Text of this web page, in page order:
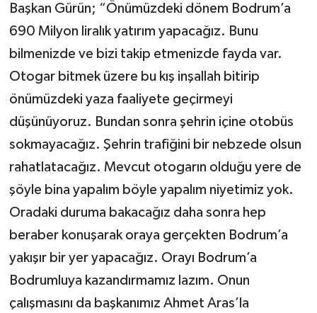
Başkan Gürün; “Önümüzdeki dönem Bodrum’a
690 Milyon liralık yatırım yapacağız. Bunu
bilmenizde ve bizi takip etmenizde fayda var.
Otogar bitmek üzere bu kış inşallah bitirip
önümüzdeki yaza faaliyete geçirmeyi
düşünüyoruz. Bundan sonra şehrin içine otobüs
sokmayacağız. Şehrin trafiğini bir nebzede olsun
rahatlatacağız. Mevcut otogarın olduğu yere de
şöyle bina yapalım böyle yapalım niyetimiz yok.
Oradaki duruma bakacağız daha sonra hep
beraber konuşarak oraya gerçekten Bodrum’a
yakışır bir yer yapacağız. Orayı Bodrum’a
Bodrumluya kazandırmamız lazım. Onun
çalışmasını da başkanımız Ahmet Aras’la